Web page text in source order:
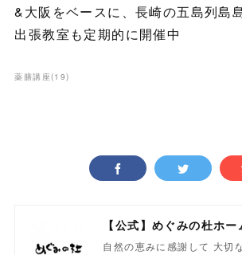
&大阪をベースに、長崎の五島列島
出張教室も定期的に開催中
薬膳講座(19)
自然の恵みに感謝して 大切